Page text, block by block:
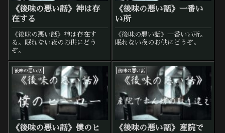
《後味の悪い話》神は存
在する
《後味の悪い話》神は存在す
る。眠れない夜のお供にどう
ぞ。
《後味の悪い話》一番い
い所
《後味の悪い話》一番いい所。
眠れない夜のお供にどうぞ。
後味の悪い話
《後味の悪い話》僕のヒ
後味の悪い話
《後味の悪い話》産院で